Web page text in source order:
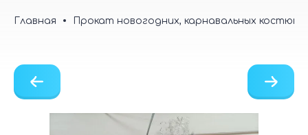
Главная Прокат новогодних, карнавальных